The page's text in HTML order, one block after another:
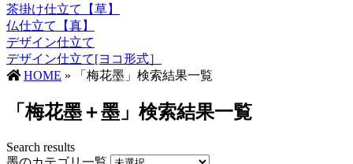
茶掛け仕立て【草】
仏仕立て【真】
デザイン仕立て
デザイン仕立て[ヨコ形式］
HOME » 「梅花墨」検索結果一覧
「梅花墨＋墨」検索結果一覧
Search results